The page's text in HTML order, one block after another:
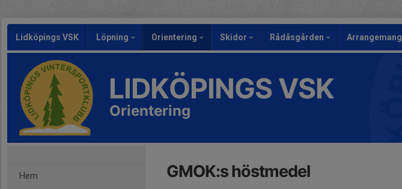
Lidköpings VSK Löpning Orientering Skidor Rådåsgården Arrangemang
LIDKÖPINGS VSK
Orientering
Hem GMOK:s höstmedel